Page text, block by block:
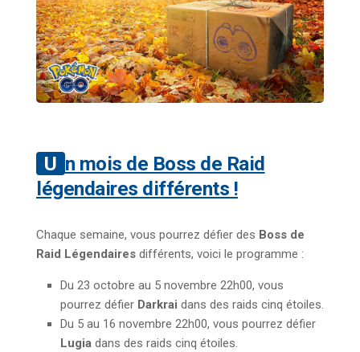
Un mois de Boss de Raid
légendaires différents !
Chaque semaine, vous pourrez défier des Boss de
Raid Légendaires différents, voici le programme :
Du 23 octobre au 5 novembre 22h00, vous
pourrez défier Darkrai dans des raids cinq étoiles.
Du 5 au 16 novembre 22h00, vous pourrez défier
Lugia dans des raids cinq étoiles.